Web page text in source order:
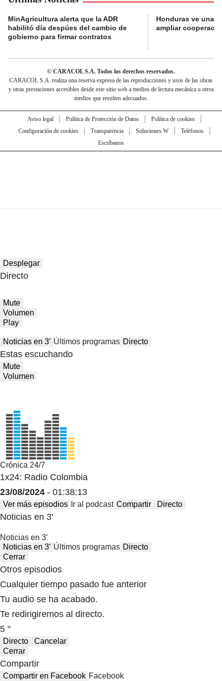
MinAgricultura alerta que la ADR
habilitó día despúes del cambio de
gobierno para firmar contratos
Honduras ve una
ampliar
© CARACOL S.A. Todos los derechos reservados.
CARACOL S.A. realiza una reserva expresa de las reproducciones y usos de las obras
y otras prestaciones accesibles desde este sitio web a medios de lectura mecánica u otros
medios que resulten adecuados.
Aviso legal Política de Protección de Datos
Política de cookies
Configuración de cookies
Transparencia Soluciones W
Teléfonos
Escríbanos
Desplegar
Directo
Mute
Volumen
Play
Noticias en 3′ Últimos programas Directo
Estas escuchando
Mute
Volumen
Crónica 24/7
1x24: Radio Colombia
23/08/2024 - 01:38:13
Ver más episodios Ir al podcast Compartir Directo
Noticias en 3′
Noticias en 3′
Noticias en 3′ Últimos programas Directo
Cerrar
Otros episodios
Cualquier tiempo pasado fue anterior
Tu audio se ha acabado.
Te redirigiremos al directo.
5 "
Directo
Cancelar
Cerrar
Compartir
Compartir en Facebook Facebook